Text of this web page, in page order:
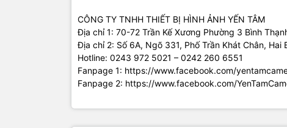
CÔNG TY TNHH THIẾT BỊ HÌNH ẢNH YẾN TÂM
Địa chỉ 1: 70-72 Trần Kế Xương Phường 3 Bình
Địa chỉ 2: Số 6A, Ngõ 331, Phố Trần Khát Chân, Hai
Hotline: 0243 972 5021 – 0242 260 6551
Fanpage 1: https://www.facebook.com/
Fanpage 2: https://www.facebook.com/